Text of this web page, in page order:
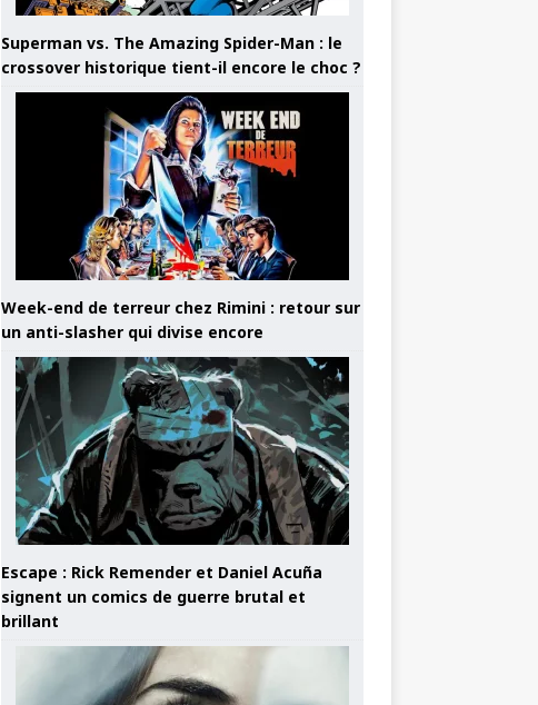
Superman vs. The Amazing Spider-Man : le
crossover historique tient-il encore le choc ?
Week-end de terreur chez Rimini : retour sur
un anti-slasher qui divise encore
Escape : Rick Remender et Daniel Acuña
signent un comics de guerre brutal et
brillant